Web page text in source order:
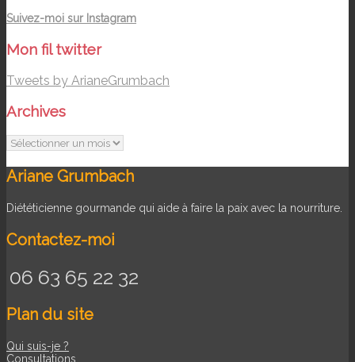
Suivez-moi sur Instagram
Mon fil twitter
Tweets by ArianeGrumbach
Archives
Archives
Ariane Grumbach
Diététicienne gourmande qui aide à faire la paix avec la nourriture.
Contactez-moi
06 63 65 22 32
Plan du site
Qui suis-je ?
Consultations